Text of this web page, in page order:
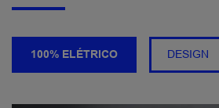
100% ELÉTRICO DESIGN